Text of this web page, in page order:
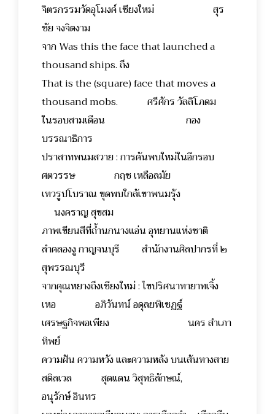
จิตรกรรมวัดอุโมงค์ เชียงใหม่ สุร
ชัย จงจิตงาม
จาก Was this the face that launched a
thousand ships. ถึง
That is the (square) face that moves a
thousand mobs. ศรีศักร วัลลิโภดม
ในรอบสามเดือน กอง
บรรณาธิการ
ปราสาทพนมสวาย : การค้นพบใหม่ในอีกรอบ
ศตวรรษ กฤช เหลือลมัย
เทวรูปโบราณ ขุดพบใกล้เขาพนมรุ้ง
นงคราญ สุขสม
ภาพเขียนสีที่ถ้ำนกนางแอ่น อุทยานแห่งชาติ
ลำคลองงู กาญจนบุรี สำนักงานศิลปากรที่ ๒
สุพรรณบุรี
จากคุณหยางถึงเชียงใหม่ : ไขปริศนาทายาทเจิ้ง
เหอ อภิวันทน์ อดุลยพิเชฏฐ์
เศรษฐกิจพอเพียง นคร สำเภา
ทิพย์
ความฝัน ความหวัง และความหลัง บนเส้นทางสาย
สติลเวล สุดแดน วิสุทธิลักษณ์,
อนุรักษ์ อินทร